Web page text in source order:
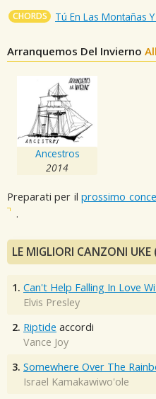
CHORDS Tú En Las Montañas
Arranquemos Del Invierno
Ancestros
2014
Preparati per ilprossimo
.
LE MIGLIORI CANZONI
1. Can't Help Falling In Love
Elvis Presley
2. Riptide accordi
Vance Joy
3. Somewhere Over The
Israel Kamakawiwo'ole